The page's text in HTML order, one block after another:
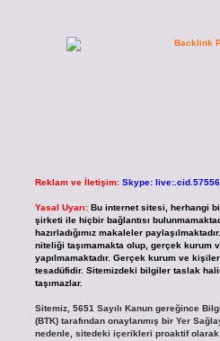
Reklam ve İletişim: Skype:
Yasal Uyarı: Bu internet sitesi, herhangi
şirketi ile hiçbir bağlantısı
hazırladığımız makaleler
niteliği taşımamakta olup, gerçek kurum
yapılmamaktadır. Gerçek kurum ve
tesadüfidir. Sitemizdeki bilgiler taslak
taşımazlar.
Sitemiz, 5651 Sayılı Kanun gereğince
(BTK) tarafından onaylanmış bir Yer
nedenle, sitedeki içerikleri proaktif olarak